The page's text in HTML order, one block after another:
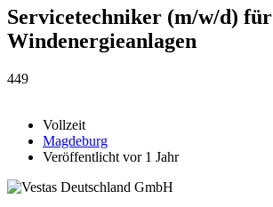
Servicetechniker (m/w/d) für
Windenergieanlagen
449
Vollzeit
Magdeburg
Veröffentlicht vor 1 Jahr